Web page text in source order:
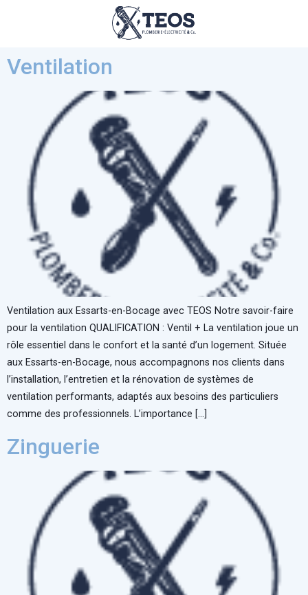
Ventilation
Ventilation aux Essarts-en-Bocage avec TEOS Notre savoir-faire
pour la ventilation QUALIFICATION : Ventil + La ventilation joue un
rôle essentiel dans le confort et la santé d’un logement. Située
aux Essarts-en-Bocage, nous accompagnons nos clients dans
l’installation, l’entretien et la rénovation de systèmes de
ventilation performants, adaptés aux besoins des particuliers
comme des professionnels. L’importance […]
Zinguerie